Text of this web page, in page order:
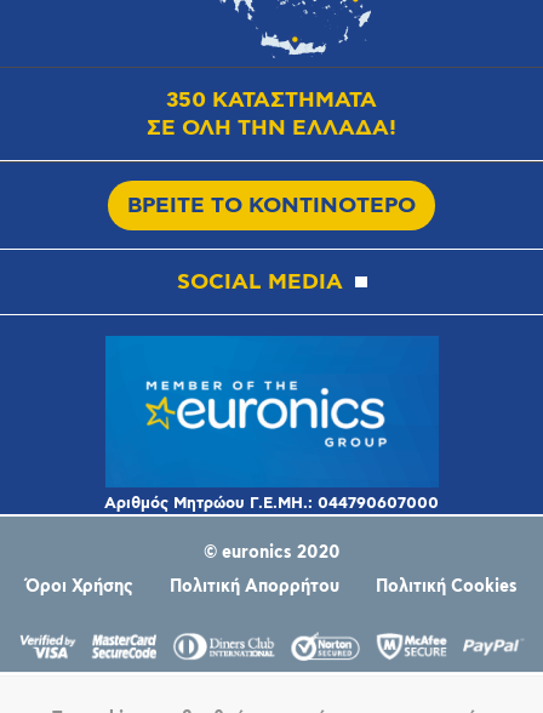
350 ΚΑΤΑΣΤΗΜΑΤΑ
ΣΕ ΟΛΗ ΤΗΝ ΕΛΛΑΔΑ!
ΒΡΕΙΤΕ ΤΟ ΚΟΝΤΙΝΟΤΕΡΟ
SOCIAL MEDIA
© euronics 2020
Όροι Χρήσης
Πολιτική Απορρήτου Πολιτική Cookies